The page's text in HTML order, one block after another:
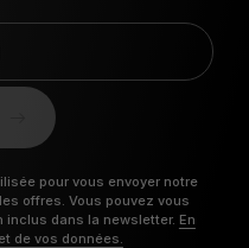
pour vous envoyer notre
offres. Vous pouvez vous
inclus dans la newsletter. En
de vos données.